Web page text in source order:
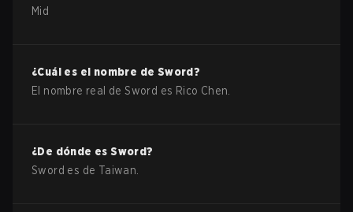
Mid
¿Cuál es el nombre de Sword?
El nombre real deSword es Rico Chen
¿De dónde esSword?
Sword es de Taiwan